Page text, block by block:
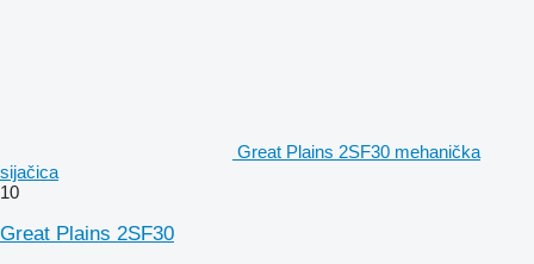
Great Plains 2SF30 mehanička
sijačica
10
Great Plains 2SF30